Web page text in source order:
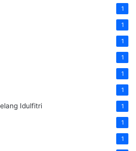
1
1
1
1
1
1
Idulfitri 1
1
1